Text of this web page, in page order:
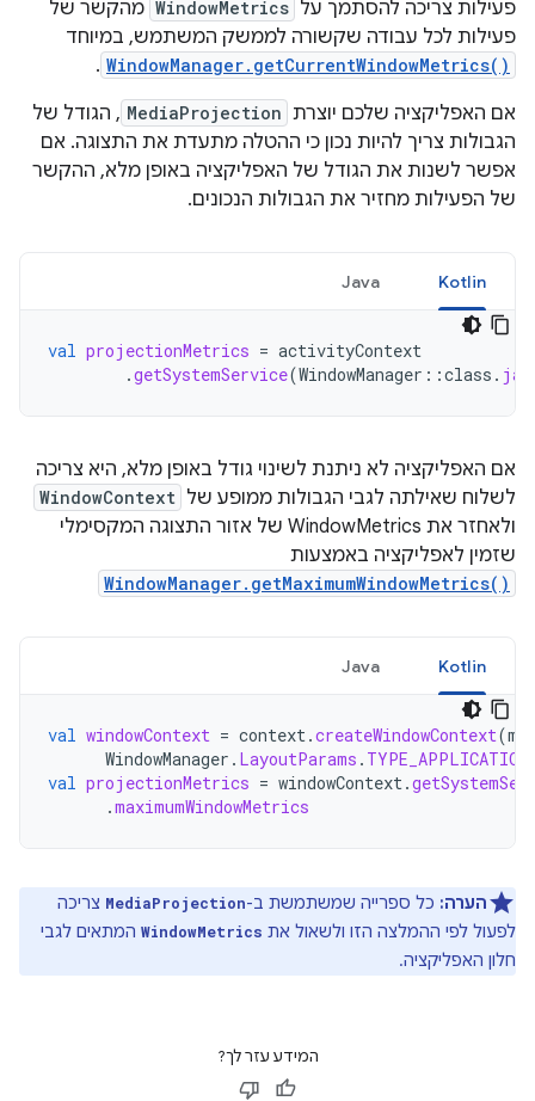
פעילות צריכה להסתמך על WindowMetrics מהקשר של
פעילות לכל עבודה שקשורה לממשק המשתמש, במיוחד
WindowManager.getCurrentWindowMetrics()
.
אם האפליקציה שלכם יוצרת MediaProjection , הגודל של
הגבולות צריך להיות נכון כי ההטלה מתעדת את התצוגה. אם
אפשר לשנות את הגודל של האפליקציה באופן מלא, ההקשר
של הפעילות מחזיר את הגבולות הנכונים.
Kotlin
Java
val projectionMetrics = activityContext
.getSystemService(WindowManager ::class .
אם האפליקציה לא ניתנת לשינוי גודל באופן מלא, היא צריכה
לשלוח שאילתה לגבי הגבולות ממופע של WindowContext
ולאחזר את WindowMetrics של אזור התצוגה המקסימלי
שזמין לאפליקציה באמצעות
WindowManager.getMaximumWindowMetrics()
Kotlin
Java
val windowContext = context.createWindowContext(
WindowManager . LayoutParams . TYPE_APPLICATION
val projectionMetrics = windowContext.
.maximumWindowMetrics
הערה: כל ספרייה שמשתמשת ב-MediaProjection צריכה
לפעול לפי ההמלצה הזו ולשאול את WindowMetrics המתאים לגבי
חלון האפליקציה.
המידע עזר לך?